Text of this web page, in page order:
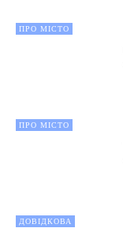
ПРО МІСТО
ПРО МІСТО
ДОВІДКОВА